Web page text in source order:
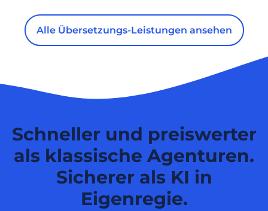
Alle Übersetzungs-Leistungen ansehen
Schneller und preiswerter
als klassische Agenturen.
Sicherer als KI in
Eigenregie.